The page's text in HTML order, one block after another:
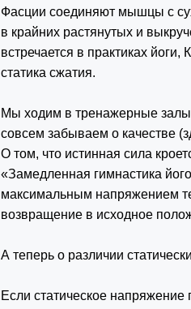
Фасции соединяют мышцы с
в крайних растянутых и
встречается в практиках
статика сжатия.
Мы ходим в тренажерные
совсем забываем о качестве
О том, что истинная сила
«Замедленная гимнастика
максимальным напряжением
возвращение в исходное
А теперь о различии
Если статическое